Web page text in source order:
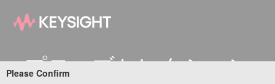
プローブセレクション
Please Confirm